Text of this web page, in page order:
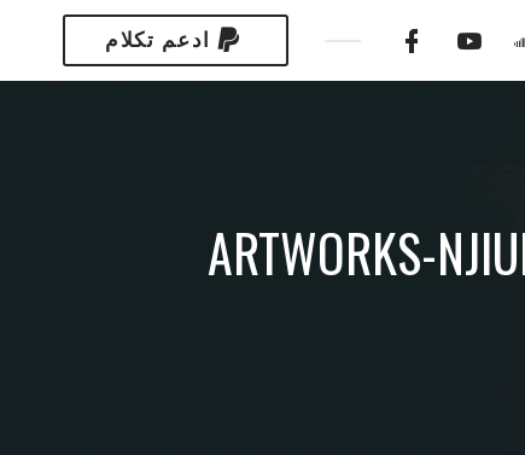
ادعم تكلام
ARTWORKS-